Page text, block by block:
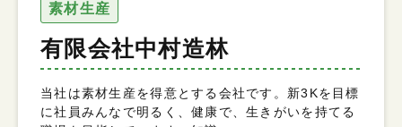
素材生産
有限会社中村造林
当社は素材生産を得意とする会社です。新3Kを目標
に社員みんなで明るく、健康で、生きがいを持てる